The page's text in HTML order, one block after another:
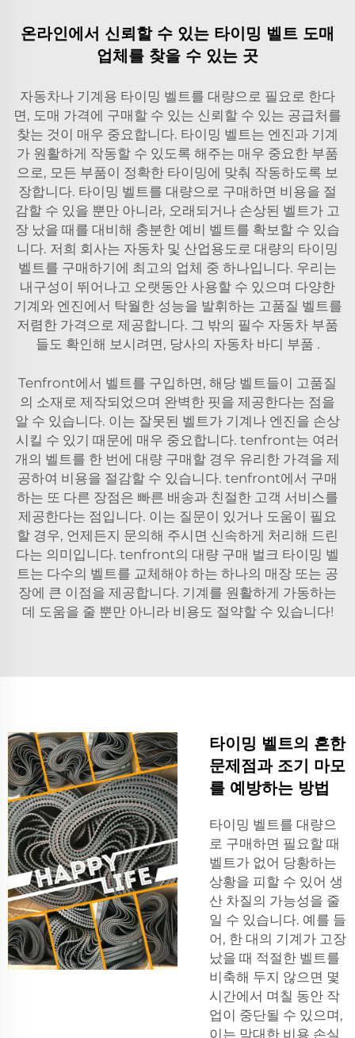
온라인에서 신뢰할 수 있는 타이밍 벨트 도매
업체를 찾을 수 있는 곳
자동차나 기계용 타이밍 벨트를 대량으로 필요로 한다
면, 도매 가격에 구매할 수 있는 신뢰할 수 있는 공급처를
찾는 것이 매우 중요합니다. 타이밍 벨트는 엔진과 기계
가 원활하게 작동할 수 있도록 해주는 매우 중요한 부품
으로, 모든 부품이 정확한 타이밍에 맞춰 작동하도록 보
장합니다. 타이밍 벨트를 대량으로 구매하면 비용을 절
감할 수 있을 뿐만 아니라, 오래되거나 손상된 벨트가 고
장 났을 때를 대비해 충분한 예비 벨트를 확보할 수 있습
니다. 저희 회사는 자동차 및 산업용도로 대량의 타이밍
벨트를 구매하기에 최고의 업체 중 하나입니다. 우리는
내구성이 뛰어나고 오랫동안 사용할 수 있으며 다양한
기계와 엔진에서 탁월한 성능을 발휘하는 고품질 벨트를
저렴한 가격으로 제공합니다. 그 밖의 필수 자동차 부품
들도 확인해 보시려면, 당사의 자동차 바디 부품 .
Tenfront에서 벨트를 구입하면, 해당 벨트들이 고품질
의 소재로 제작되었으며 완벽한 핏을 제공한다는 점을
알 수 있습니다. 이는 잘못된 벨트가 기계나 엔진을 손상
시킬 수 있기 때문에 매우 중요합니다. tenfront는 여러
개의 벨트를 한 번에 대량 구매할 경우 유리한 가격을 제
공하여 비용을 절감할 수 있습니다. tenfront에서 구매
하는 또 다른 장점은 빠른 배송과 친절한 고객 서비스를
제공한다는 점입니다. 이는 질문이 있거나 도움이 필요
할 경우, 언제든지 문의해 주시면 신속하게 처리해 드린
다는 의미입니다. tenfront의 대량 구매 벌크 타이밍 벨
트는 다수의 벨트를 교체해야 하는 하나의 매장 또는 공
장에 큰 이점을 제공합니다. 기계를 원활하게 가동하는
데 도움을 줄 뿐만 아니라 비용도 절약할 수 있습니다!
타이밍 벨트의 흔한
문제점과 조기 마모
를 예방하는 방법
타이밍 벨트를 대량으
로 구매하면 필요할 때
벨트가 없어 당황하는
상황을 피할 수 있어 생
산 차질의 가능성을 줄
일 수 있습니다. 예를 들
어, 한 대의 기계가 고장
났을 때 적절한 벨트를
비축해 두지 않으면 몇
시간에서 며칠 동안 작
업이 중단될 수 있으며,
이는 막대한 비용 손실